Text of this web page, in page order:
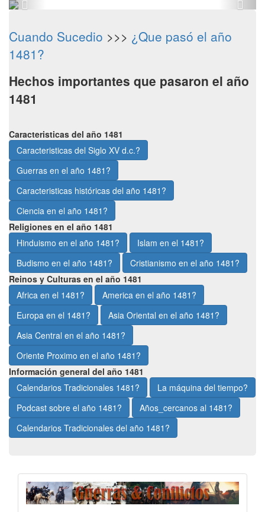
Cuando Sucedio >>> ¿Que pasó el año
1481?
Hechos importantes que pasaron el año
1481
Caracteristicas del año 1481
Caracteristicas del Siglo XV d.c.?
Guerras en el año 1481?
Caracteristicas históricas del año 1481?
Ciencia en el año 1481?
Religiones en el año 1481
Hinduismo en el año 1481?
Islam en el 1481?
Budismo en el año 1481?
Cristianismo en el año 1481?
Reinos y Culturas en el año 1481
Africa en el 1481?
America en el año 1481?
Europa en el 1481?
Asia Oriental en el año 1481?
Asia Central en el año 1481?
Oriente Proximo en el año 1481?
Información general del año 1481
Calendarios Tradicionales 1481?
La máquina del tiempo?
Podcast sobre el año 1481?
Años_cercanos al 1481?
Calendarios Tradicionales del año 1481?